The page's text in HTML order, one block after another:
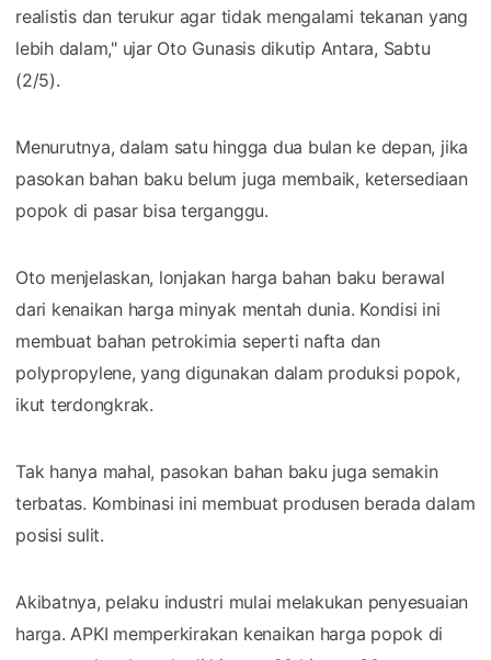
realistis dan terukur agar tidak mengalami tekanan yang
lebih dalam," ujar Oto Gunasis dikutip Antara, Sabtu
(2/5).
Menurutnya, dalam satu hingga dua bulan ke depan, jika
pasokan bahan baku belum juga membaik, ketersediaan
popok di pasar bisa terganggu.
Oto menjelaskan, lonjakan harga bahan baku berawal
dari kenaikan harga minyak mentah dunia. Kondisi ini
membuat bahan petrokimia seperti nafta dan
polypropylene, yang digunakan dalam produksi popok,
ikut terdongkrak.
Tak hanya mahal, pasokan bahan baku juga semakin
terbatas. Kombinasi ini membuat produsen berada dalam
posisi sulit.
Akibatnya, pelaku industri mulai melakukan penyesuaian
harga. APKI memperkirakan kenaikan harga popok di